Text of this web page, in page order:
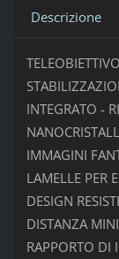
Descrizione
INTEGRATO -
IMMAGINI
LAMELLE PER
DESIGN
DISTANZA
RAPPORTO